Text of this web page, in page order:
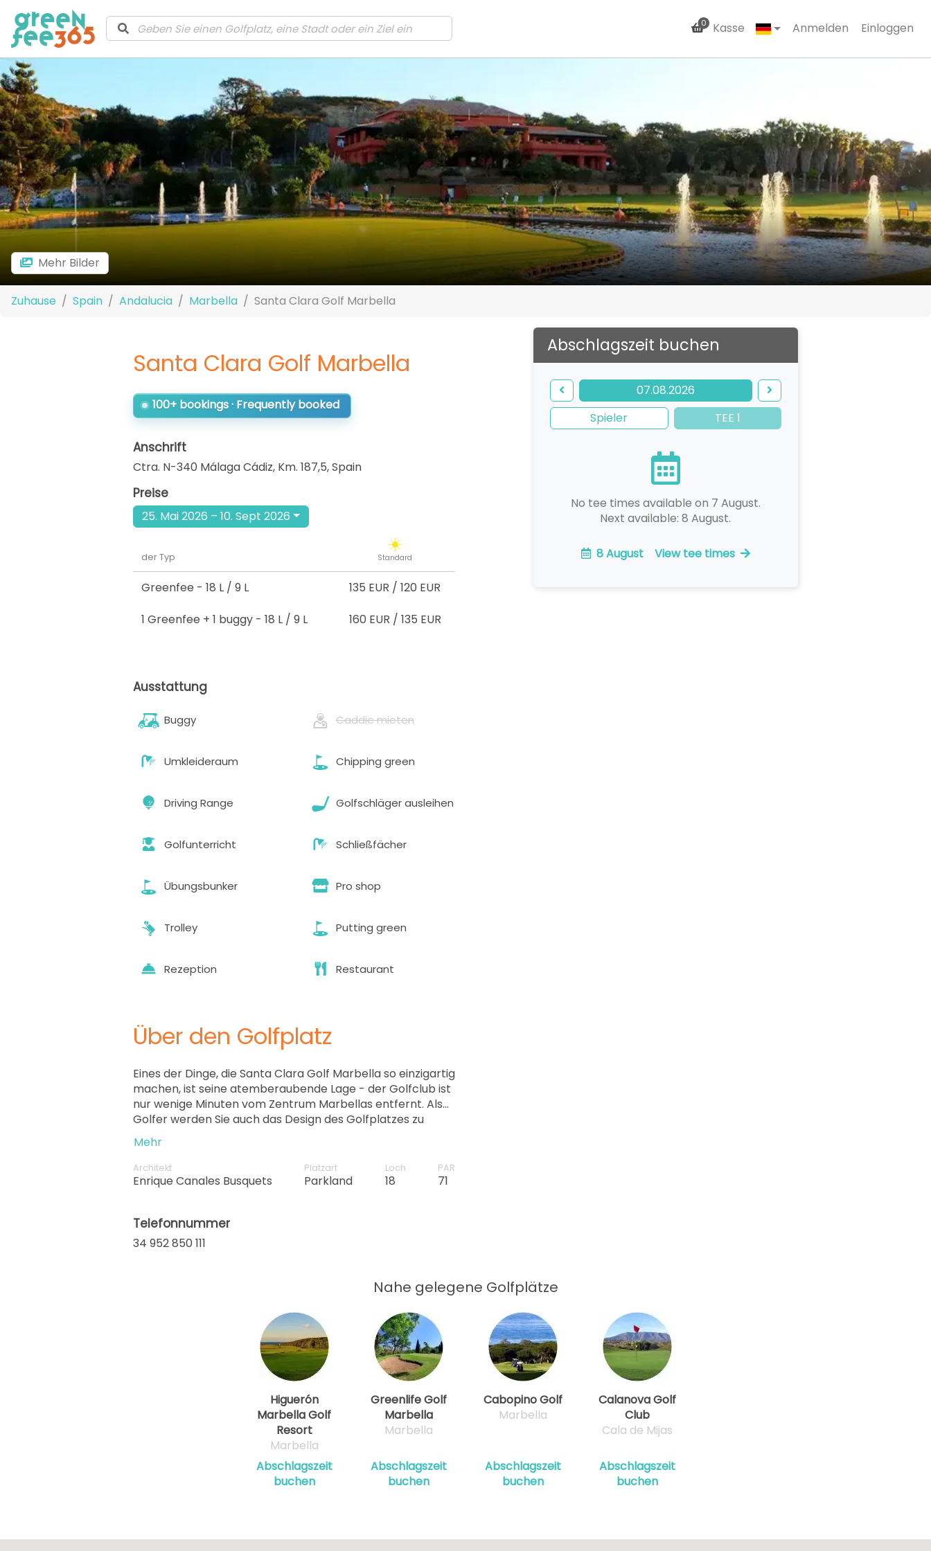
0 Kasse Anmelden Einloggen
Mehr Bilder
Zuhause Spain Andalucia Marbella Santa Clara Golf Marbella
Santa Clara Golf Marbella
100+ bookings · Frequently booked
Anschrift
Ctra. N-340 Málaga Cádiz, Km. 187,5,Spain
Abschlagszeit buchen
07.08.2026
Spieler
TEE 1
No tee times available on 7 August.
Next available: 8 August.
8 August View tee times
Preise
25. Mai 2026 – 10. Sept 2026
der Typ Standard
Greenfee - 18 L / 9 L 135 EUR / 120 EUR
1 Greenfee + 1 buggy - 18 L / 9 L 160 EUR / 135 EUR
Ausstattung
Buggy Caddie mieten
Umkleideraum Chipping green
Driving Range Golfschläger ausleihen
Golfunterricht Schließfächer
Übungsbunker Pro shop
Trolley Putting green
Rezeption Restaurant
Über den Golfplatz
Eines der Dinge, die Santa Clara Golf Marbella so einzigartig
machen, ist seine atemberaubende Lage - der Golfclub ist
nur wenige Minuten vom Zentrum Marbellas entfernt. Als
Golfer werden Sie auch das Design des Golfplatzes zu
schätzen wissen - die Löcher 12, 13 und 14 bilden die
berühmte "Santa Clara Corner", die lange und präzise
Schläge erfordert.
Mehr
Architekt
Enrique Canales Busquets
Platzart
Parkland
Loch
18
PAR
71
Telefonnummer
34 952 850 111
Nahe gelegene Golfplätze
Higuerón
Marbella Golf
Resort
Marbella
Abschlagszeit
buchen
Greenlife Golf
Marbella
Marbella
Abschlagszeit
buchen
Cabopino Golf
Marbella
Abschlagszeit
buchen
Calanova Golf
Club
Cala de Mijas
Abschlagszeit
buchen